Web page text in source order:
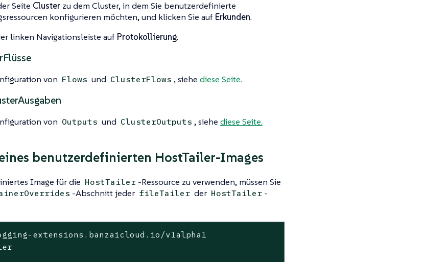
Seite Clusterzu dem Cluster, in dem Sie benutzerdefinierte
konfigurieren möchten, und klicken Sie auf Erkunden.
linken Navigationsleiste auf Protokollierung.
von Flows und ClusterFlows , siehe diese Seite.
von Outputs und ClusterOutputs , siehe diese Seite.
benutzerdefinierten HostTailer-Images
Image für die HostTailer -Ressource zu verwenden, müssen Sie
-Abschnitt jeder fileTailer der HostTailer -
extensions.banzaicloud.io/v1alpha1